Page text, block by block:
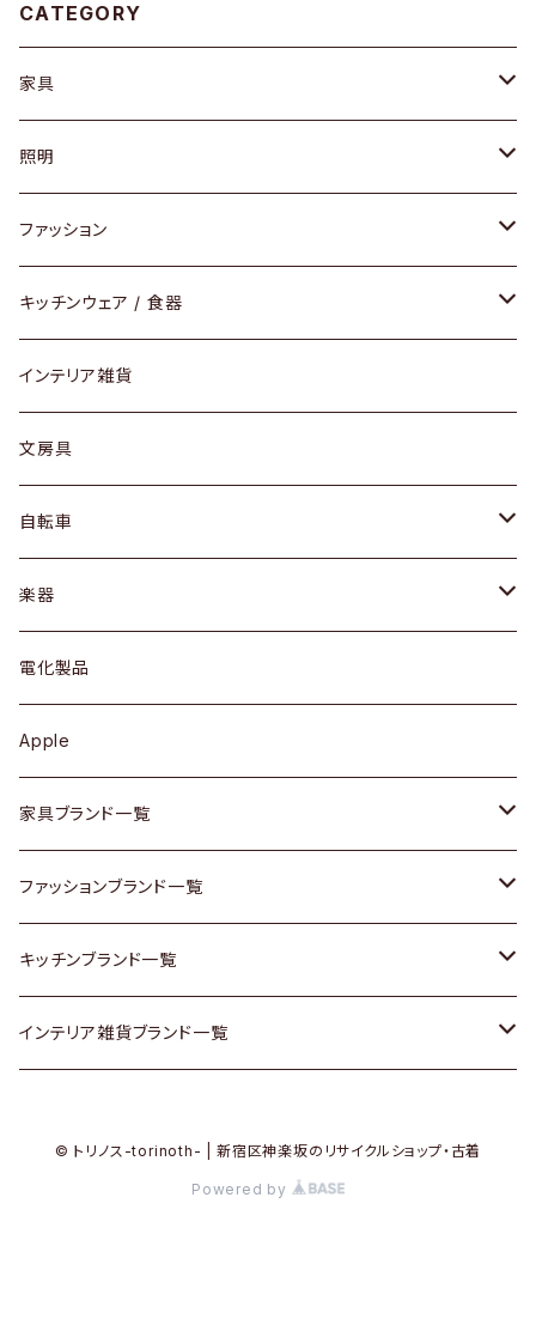
CATEGORY
家具
ソファ / ベンチ
チェア / スツール
ダイニングセット / ダイニングテーブル
ローテーブル / サイドテーブル
デスク / コンソール
ドレッサー
シェルフ
キュリオケース / 飾り棚
カップボード / 食器棚
チェスト
その他家具
Vintageヴィンテージ / Antiqueアンティーク
Designers / デザイナーズ
照明
ペンダントライト
テーブルランプ / デスクスタンド
フロアライト
ファッション
アクセサリー
リング
ピアス / イヤリング
財布
バッグ
アウター
トップス
ワンピース
ボトムス
靴
スカーフ
腕時計
Vintage / ヴィンテージ
キッチンウェア / 食器
グラス / タンブラー
カップ / マグ
プレート / ボウル
カトラリー
ケトル / ティーポット
鍋 / フライパン
Vintage / ヴィンテージ
銀製品
和物 / 作家物
その他キッチン雑貨
インテリア雑貨
文房具
自転車
dahon
楽器
ギター
ベース
その他楽器
電化製品
Apple
家具ブランド一覧
ACME Furniture / アクメ ファニチャー
ACTUS / アクタス
arflex / アルフレックス
ファッションブランド一覧
agnes b / アニエス ベー
BALLY / バリー
キッチンブランド一覧
ARABIA / アラビア
インテリア雑貨ブランド一覧
© トリノス-torinoth- | 新宿区神楽坂のリサイクルショップ・古着
Powered by